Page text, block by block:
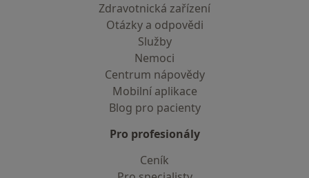
Zdravotnická zařízení
Otázky a odpovědi
Služby
Nemoci
Centrum nápovědy
Mobilní aplikace
Blog pro pacienty
Pro profesionály
Ceník